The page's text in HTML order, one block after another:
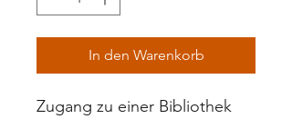
In den Warenkorb
Zugang zu einer Bibliothek